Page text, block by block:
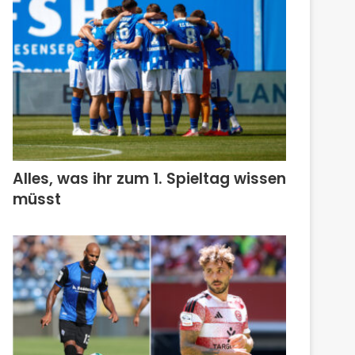
Alles, was ihr zum 1. Spieltag wissen
müsst